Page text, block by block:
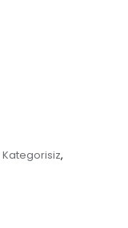
Kategorisiz,